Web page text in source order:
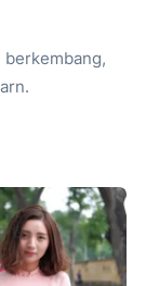
berkembang,